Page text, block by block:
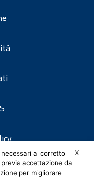
X
al corretto
accettazione da
per migliorare